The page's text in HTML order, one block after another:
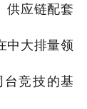
供应链配套
中大排量领
竞技的基